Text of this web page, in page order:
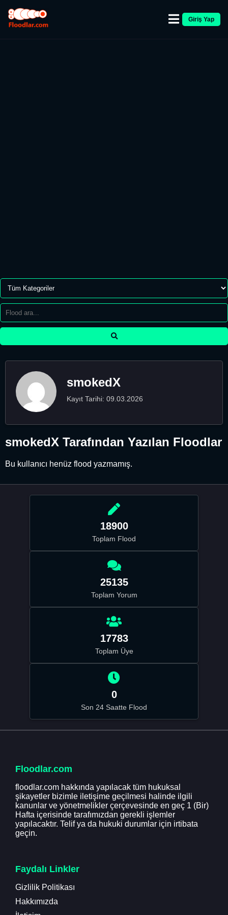
Giriş Yap
smokedX
Kayıt Tarihi: 09.03.2026
smokedX Tarafından Yazılan Floodlar
Bu kullanıcı henüz flood yazmamış.
18900
Toplam Flood
25135
Toplam Yorum
17783
Toplam Üye
0
Son 24 Saatte Flood
Floodlar.com
floodlar.com hakkında yapılacak tüm hukuksal
şikayetler bizimle iletişime geçilmesi halinde ilgili
kanunlar ve yönetmelikler çerçevesinde en geç 1 (Bir)
Hafta içerisinde tarafımızdan gerekli işlemler
yapılacaktır. Telif ya da hukuki durumlar için irtibata
geçin.
Faydalı Linkler
Gizlilik Politikası
Hakkımızda